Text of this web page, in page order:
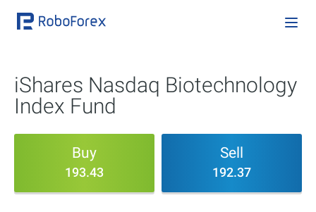
iShares Nasdaq Biotechnology
Index Fund
Buy
193.43
Sell
192.37